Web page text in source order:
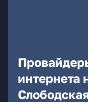
интернета